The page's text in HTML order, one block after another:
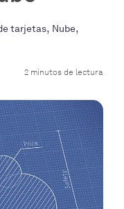
tarjetas, Nube,
2 minutos de lectura